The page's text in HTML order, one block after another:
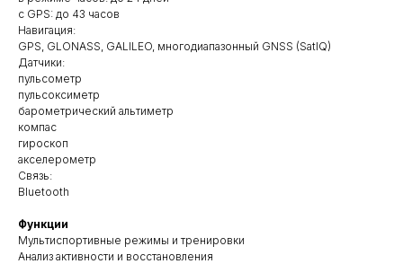
с GPS: до 43 часов
Навигация:
GPS, GLONASS, GALILEO, многодиапазонный GNSS (SatIQ)
Датчики:
пульсометр
пульсоксиметр
барометрический альтиметр
компас
гироскоп
акселерометр
Связь:
Bluetooth
Функции
Мультиспортивные режимы и тренировки
Анализ активности и восстановления